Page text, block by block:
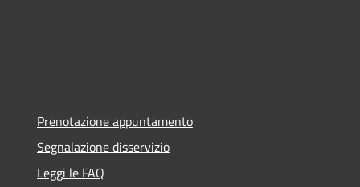
Prenotazione appuntamento
Segnalazione disservizio
Leggi le FAQ